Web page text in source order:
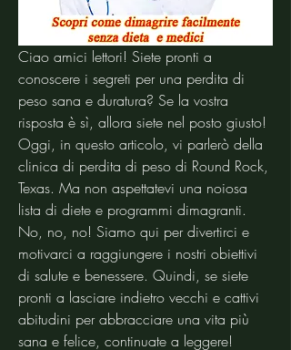
Ciao amici lettori! Siete pronti a
conoscere i segreti per una perdita di
peso sana e duratura? Se la vostra
risposta è sì, allora siete nel posto giusto!
Oggi, in questo articolo, vi parlerò della
clinica di perdita di peso di Round Rock,
Texas. Ma non aspettatevi una noiosa
lista di diete e programmi dimagranti.
No, no, no! Siamo qui per divertirci e
motivarci a raggiungere i nostri obiettivi
di salute e benessere. Quindi, se siete
pronti a lasciare indietro vecchi e cattivi
abitudini per abbracciare una vita più
sana e felice, continuate a leggere!